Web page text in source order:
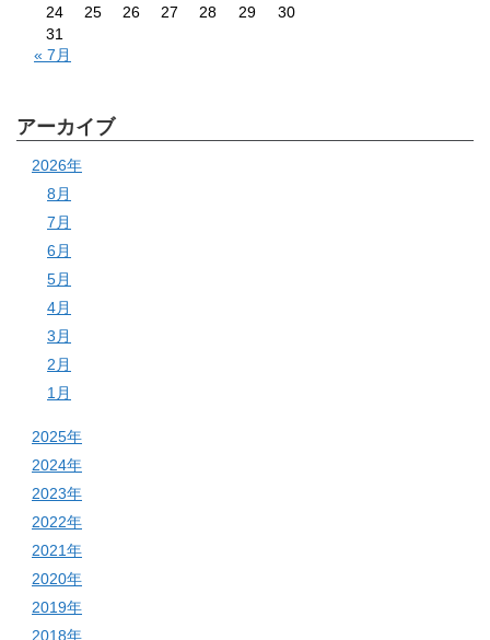
24
25 26 27 28 29
30
31
« 7月
アーカイブ
2026年
8月
7月
6月
5月
4月
3月
2月
1月
2025年
2024年
2023年
2022年
2021年
2020年
2019年
2018年